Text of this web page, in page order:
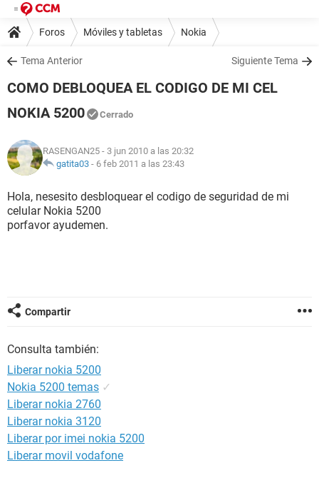
Foros Móviles y tabletas Nokia
Tema Anterior Siguiente Tema
COMO DEBLOQUEA EL CODIGO DE MI CEL
NOKIA 5200
Cerrado
RASENGAN25 - 3 jun 2010 a las 20:32
gatita03 - 6 feb 2011 a las 23:43
Hola, nesesito desbloquear el codigo de seguridad de mi
celular Nokia 5200
porfavor ayudemen.
Compartir
Consulta también:
Liberar nokia 5200
Nokia 5200 temas ✓
Liberar nokia 2760
Liberar nokia 3120
Liberar por imei nokia 5200
Liberar movil vodafone